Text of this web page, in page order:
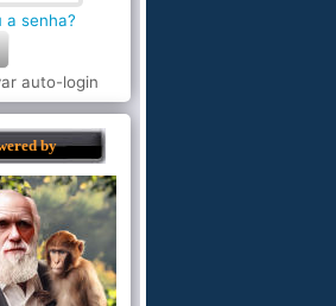
a senha?
auto-login
by